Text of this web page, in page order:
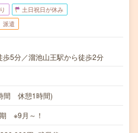
土日祝日が休み
派遣
歩5分／溜池山王駅から徒歩2分
間 休憩1時間)
※9月～！